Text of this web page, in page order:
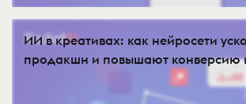
ИИ в креативах: как нейросети
продакшн и повышают конверсию